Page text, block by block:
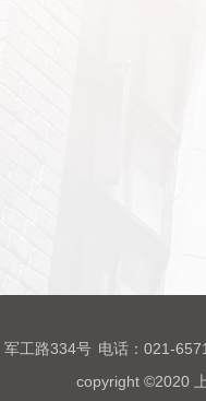
军工路334号 电话：021-
copyright ©2020